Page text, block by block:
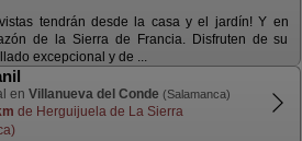
vistas tendrán desde la casa y el jardín! Y en
de la Sierra de Francia. Disfruten de su
excepcional y de ...
en Villanueva del Conde (Salamanca)
de Herguijuela de La Sierra